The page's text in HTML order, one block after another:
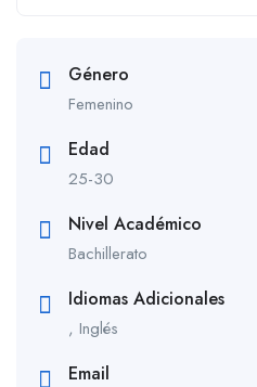
Género
Femenino
Edad
25-30
Nivel Académico
Bachillerato
Idiomas Adicionales
, Inglés
Email